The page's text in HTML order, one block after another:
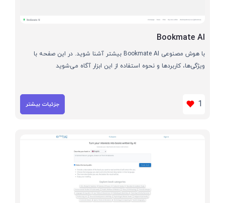
Bookmate AI
با هوش مصنوعی Bookmate AI بیشتر آشنا شوید. در این صفحه با
ویژگی‌ها، کاربردها و نحوه استفاده از این ابزار آگاه می‌شوید
1 جزئیات بیشتر